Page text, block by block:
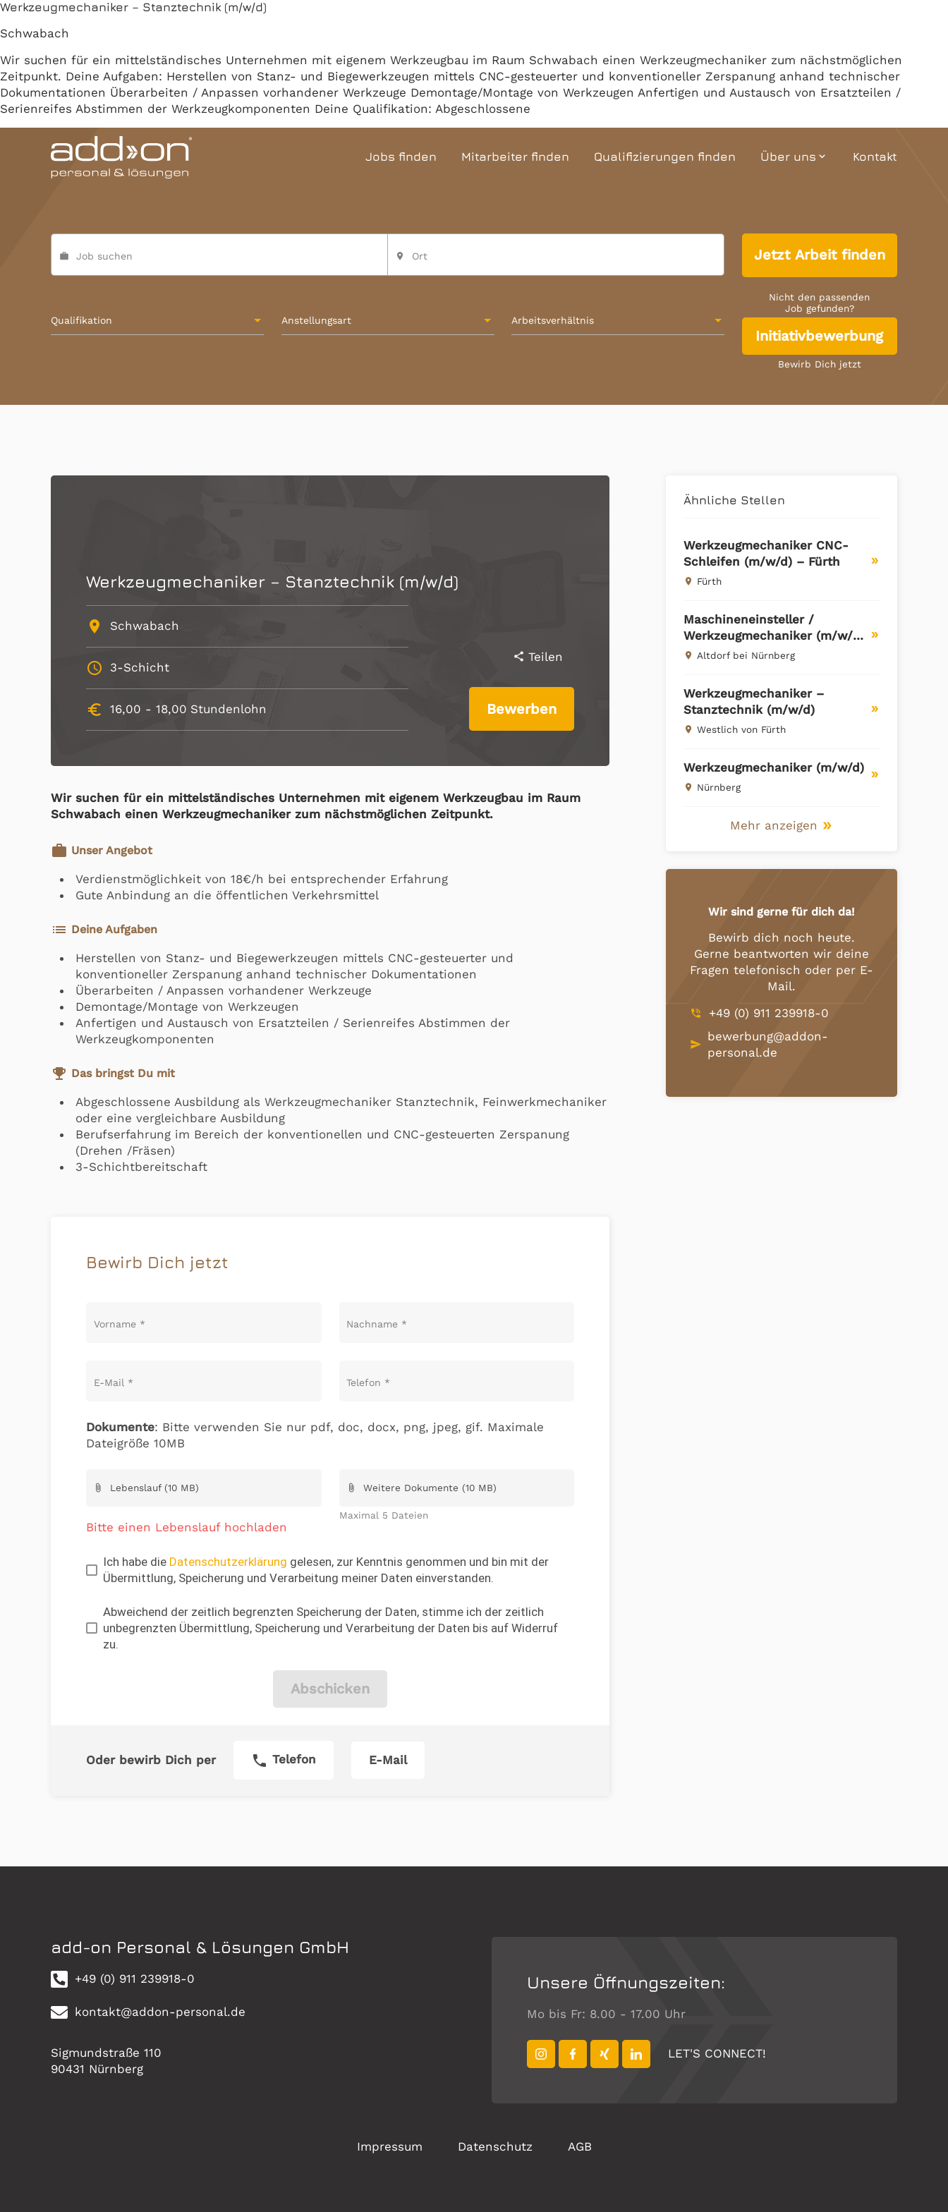
Werkzeugmechaniker – Stanztechnik (m/w/d)
Schwabach
Wir suchen für ein mittelständisches Unternehmen mit eigenem Werkzeugbau im Raum Schwabach einen Werkzeugmechaniker zum nächstmöglichen
Zeitpunkt. Deine Aufgaben: Herstellen von Stanz- und Biegewerkzeugen mittels CNC-gesteuerter und konventioneller Zerspanung anhand technischer
Dokumentationen Überarbeiten / Anpassen vorhandener Werkzeuge Demontage/Montage von Werkzeugen Anfertigen und Austausch von Ersatzteilen /
Serienreifes Abstimmen der Werkzeugkomponenten Deine Qualifikation: Abgeschlossene
Jobs finden Mitarbeiter finden Qualifizierungen finden Über uns expand_more
Team
Termine
Kontakt
work Job suchen place Ort Jetzt Arbeit finden
Qualifikation Anstellungsart Arbeitsverhältnis
Nicht den passenden
Job gefunden?
Initiativbewerbung
Bewirb Dich jetzt
Werkzeugmechaniker – Stanztechnik (m/w/d)
place Schwabach
schedule 3-Schicht
euro_symbol 16,00 - 18,00 Stundenlohn
share Teilen
Bewerben
Wir suchen für ein mittelständisches Unternehmen mit eigenem Werkzeugbau im Raum
Schwabach einen Werkzeugmechaniker zum nächstmöglichen Zeitpunkt.
work Unser Angebot
Verdienstmöglichkeit von 18€/h bei entsprechender Erfahrung
Gute Anbindung an die öffentlichen Verkehrsmittel
list Deine Aufgaben
Herstellen von Stanz- und Biegewerkzeugen mittels CNC-gesteuerter und
konventioneller Zerspanung anhand technischer Dokumentationen
Überarbeiten / Anpassen vorhandener Werkzeuge
Demontage/Montage von Werkzeugen
Anfertigen und Austausch von Ersatzteilen / Serienreifes Abstimmen der
Werkzeugkomponenten
emoji_events Das bringst Du mit
Abgeschlossene Ausbildung als Werkzeugmechaniker Stanztechnik, Feinwerkmechaniker
oder eine vergleichbare Ausbildung
Berufserfahrung im Bereich der konventionellen und CNC-gesteuerten Zerspanung
(Drehen /Fräsen)
3-Schichtbereitschaft
Bewirb Dich jetzt
Vorname * Nachname *
E-Mail * Telefon *
Dokumente: Bitte verwenden Sie nur pdf, doc, docx, png, jpeg, gif. Maximale
Dateigröße 10MB
attach_file Lebenslauf (10 MB)
Bitte einen Lebenslauf hochladen
attach_file Weitere Dokumente (10 MB)
Maximal 5 Dateien
Ich habe die Datenschutzerklärung gelesen, zur Kenntnis genommen und bin mit der
Übermittlung, Speicherung und Verarbeitung meiner Daten einverstanden.
Abweichend der zeitlich begrenzten Speicherung der Daten, stimme ich der zeitlich
unbegrenzten Übermittlung, Speicherung und Verarbeitung der Daten bis auf Widerruf
zu.
Abschicken
Oder bewirb Dich per phone Telefon E-Mail
Ähnliche Stellen
Werkzeugmechaniker CNC-
Schleifen (m/w/d) – Fürth
place Fürth
double_arrow
Maschineneinsteller /
Werkzeugmechaniker (m/w/d)
– Stanzen
place Altdorf bei Nürnberg
double_arrow
Werkzeugmechaniker –
Stanztechnik (m/w/d)
place Westlich von Fürth
double_arrow
Werkzeugmechaniker (m/w/d)
place Nürnberg
double_arrow
Mehr anzeigen double_arrow
Wir sind gerne für dich da!
Bewirb dich noch heute.
Gerne beantworten wir deine
Fragen telefonisch oder per E-
Mail.
phone_in_talk +49 (0) 911 239918-0
send
bewerbung@addon-
personal.de
add-on Personal & Lösungen GmbH
+49 (0) 911 239918-0
kontakt@addon-personal.de
Sigmundstraße 110
90431 Nürnberg
Unsere Öffnungszeiten:
Mo bis Fr: 8.00 - 17.00 Uhr
LET'S CONNECT!
Impressum Datenschutz AGB